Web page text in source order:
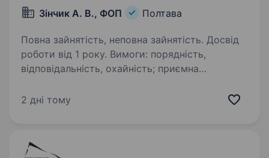
Зінчик А. В., ФОП Полтава
Повна зайнятість, неповна зайнятість. Досвід
роботи від 1 року. Вимоги: порядність,
відповідальність, охайність; приємна
досвід роботи адміністратором, у сфері
2 дні тому